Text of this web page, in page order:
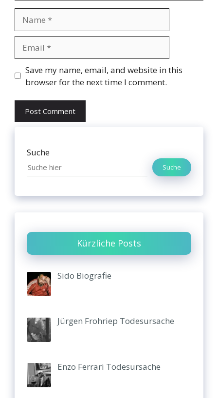
Website
Save my name, email, and website in this
browser for the next time I comment.
Suche
Suche
Kürzliche Posts
Sido Biografie
Jürgen Frohriep Todesursache
Enzo Ferrari Todesursache